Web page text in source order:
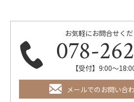
お気軽にお問合せくだ
078-
【受付】9:00～
メールでのお問い合